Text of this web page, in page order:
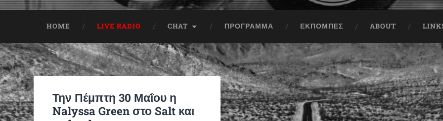
HOME LIVE RADIO CHAT ΠΡΟΓΡΑΜΜΑ ΕΚΠΟΜΠΈΣ ABOUT
Την Πέμπτη 30 Μαΐου η
Nalyssa Green στο Salt και